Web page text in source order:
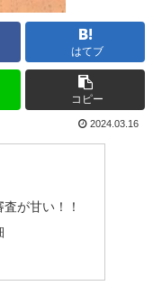
はてブ
コピー
2024.03.16
が甘い！！